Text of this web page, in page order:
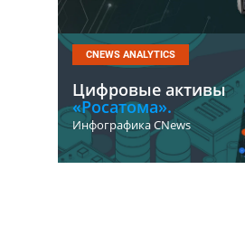
CNEWS ANALYTICS
Цифровые активы
«Росатома».
Инфографика CNews